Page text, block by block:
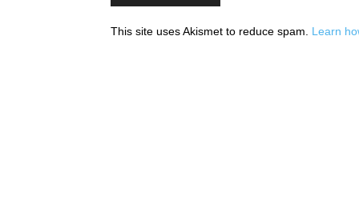
This site uses Akismet to reduce spam. Learn